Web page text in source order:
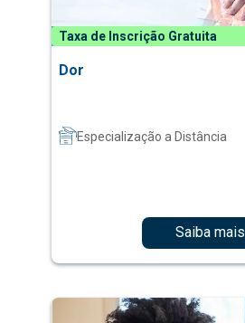
Taxa de Inscrição Gratuita
Dor
Especialização a Distância
Saiba mais